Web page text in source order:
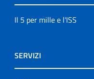
Il 5 per mille e l'ISS
SERVIZI